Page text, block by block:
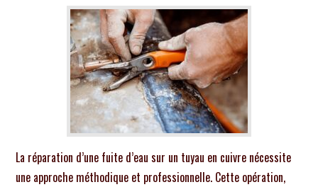
La réparation d’une fuite d’eau sur un tuyau en cuivre nécessite
une approche méthodique et professionnelle. Cette opération,